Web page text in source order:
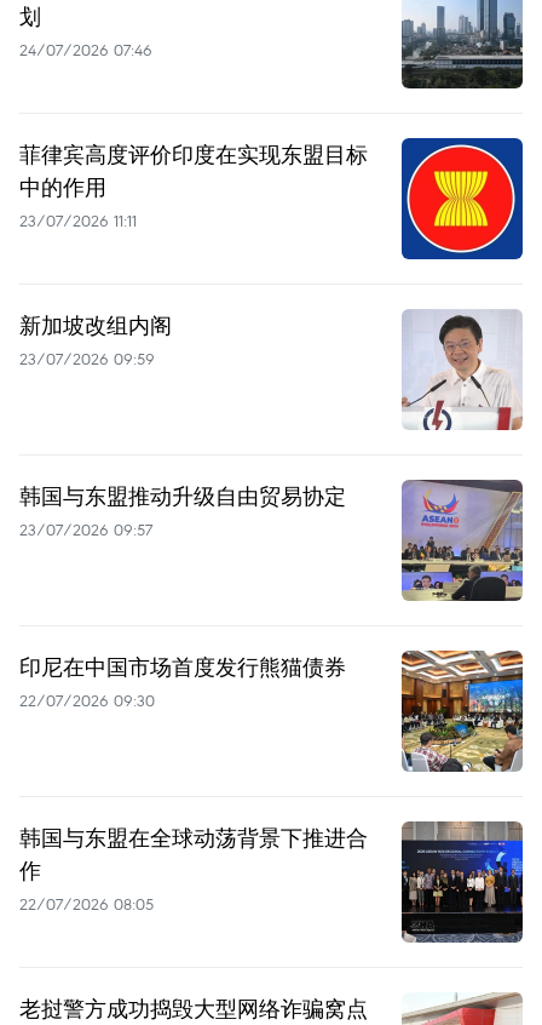
划
24/07/2026 07:46
菲律宾高度评价印度在实现东盟目标
中的作用
23/07/2026 11:11
新加坡改组内阁
23/07/2026 09:59
韩国与东盟推动升级自由贸易协定
23/07/2026 09:57
印尼在中国市场首度发行熊猫债券
22/07/2026 09:30
韩国与东盟在全球动荡背景下推进合
作
22/07/2026 08:05
老挝警方成功捣毁大型网络诈骗窝点